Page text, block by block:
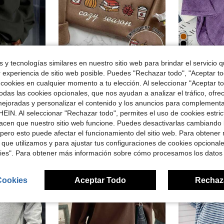
de $4.61
unicolor negro para mujer, casual
Venta Flash 3
Local -79% Sudadera casual con bordado de calabaza, ropa cómoda de otoño/invierno para mujer, adecuada para Navidad, Año Nuevo, Acción de Gracias
¡Casi agotado!
$4.26 600+ vendidos
Free Shipping
Local -38% Camiseta
$1.28 800+
y tecnologías similares en nuestro sitio web para brindar el servicio
de sitio web posible. Puedes "Rechazar todo", "Aceptar
en cualquier momento a tu elección. Al seleccionar "Aceptar
las cookies opcionales, que nos ayudan a analizar el tráfico,
y personalizar el contenido y los anuncios para
Al seleccionar "Rechazar todo", permites el uso de cookies
que nuestro sitio web funcione. Puedes desactivarlas cambiando
esto puede afectar el funcionamiento del sitio web. Para obtener
utilizamos y para ajustar tus configuraciones de cookies
Para obtener más información sobre cómo procesamos los datos
Aceptar Todo